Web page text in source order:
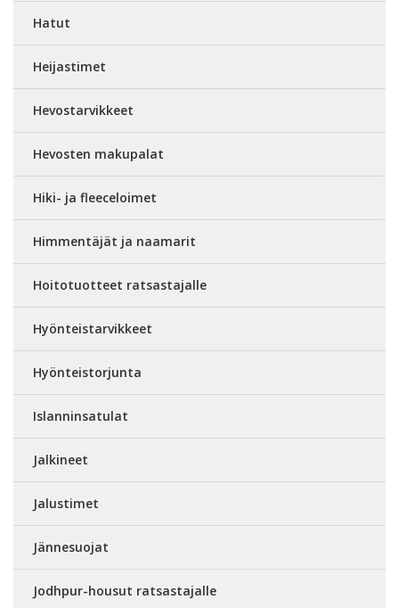
Hatut
Heijastimet
Hevostarvikkeet
Hevosten makupalat
Hiki- ja fleeceloimet
Himmentäjät ja naamarit
Hoitotuotteet ratsastajalle
Hyönteistarvikkeet
Hyönteistorjunta
Islanninsatulat
Jalkineet
Jalustimet
Jännesuojat
Jodhpur-housut ratsastajalle